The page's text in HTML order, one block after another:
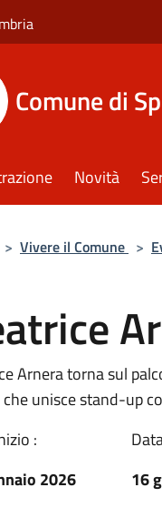
Comune di
Novità
> Vivere il Comune >
Arnera torna sul
unisce stand-up
:
2026
16